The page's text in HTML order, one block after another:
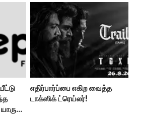
எதிர்பார்ப்பை எகிற வைத்த
டாக்ஸிக் ட்ரெய்லர்!